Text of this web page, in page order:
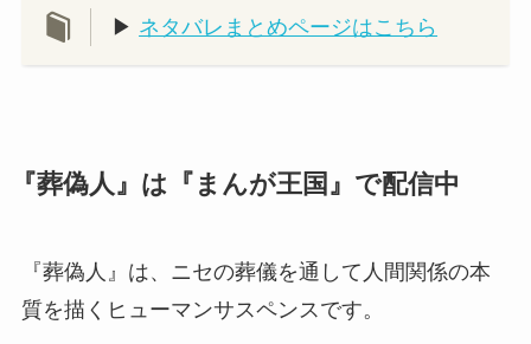
▶ ネタバレまとめページはこちら
『葬偽人』は『まんが王国』で配信中
『葬偽人』は、ニセの葬儀を通して人間関係の本
質を描くヒューマンサスペンスです。